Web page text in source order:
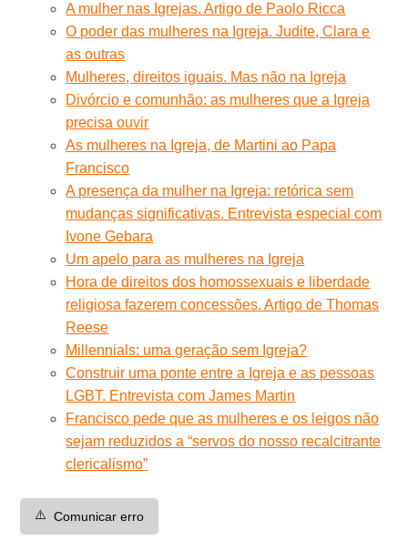
A mulher nas Igrejas. Artigo de Paolo Ricca
O poder das mulheres na Igreja. Judite, Clara e
as outras
Mulheres, direitos iguais. Mas não na Igreja
Divórcio e comunhão: as mulheres que a Igreja
precisa ouvir
As mulheres na Igreja, de Martini ao Papa
Francisco
A presença da mulher na Igreja: retórica sem
mudanças significativas. Entrevista especial com
Ivone Gebara
Um apelo para as mulheres na Igreja
Hora de direitos dos homossexuais e liberdade
religiosa fazerem concessões. Artigo de Thomas
Reese
Millennials: uma geração sem Igreja?
Construir uma ponte entre a Igreja e as pessoas
LGBT. Entrevista com James Martin
Francisco pede que as mulheres e os leigos não
sejam reduzidos a “servos do nosso recalcitrante
clericalismo”
⚠️ Comunicar erro